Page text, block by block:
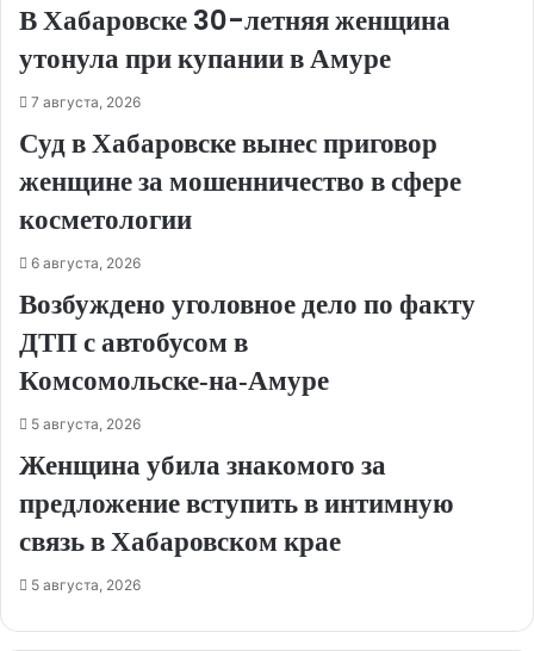
В Хабаровске 30-летняя женщина
утонула при купании в Амуре
7 августа, 2026
Суд в Хабаровске вынес приговор
женщине за мошенничество в сфере
косметологии
6 августа, 2026
Возбуждено уголовное дело по факту
ДТП с автобусом в
Комсомольске‑на‑Амуре
5 августа, 2026
Женщина убила знакомого за
предложение вступить в интимную
связь в Хабаровском крае
5 августа, 2026